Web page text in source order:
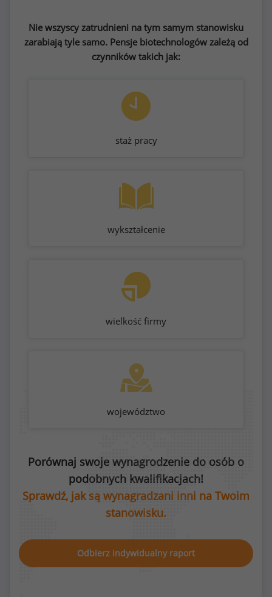
Nie wszyscy zatrudnieni na tym samym stanowisku
zarabiają tyle samo. Pensje biotechnologów zależą od
czynników takich jak:
staż pracy
wykształcenie
wielkość firmy
województwo
Porównaj swoje wynagrodzenie do osób o
podobnych kwalifikacjach!
Sprawdź, jak są wynagradzani inni na Twoim
stanowisku.
Odbierz indywidualny raport